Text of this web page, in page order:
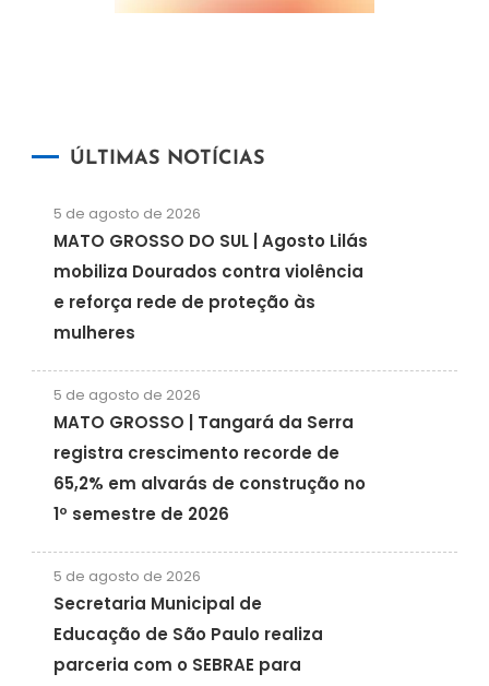
ÚLTIMAS NOTÍCIAS
5 de agosto de 2026
MATO GROSSO DO SUL | Agosto Lilás
mobiliza Dourados contra violência
e reforça rede de proteção às
mulheres
5 de agosto de 2026
MATO GROSSO | Tangará da Serra
registra crescimento recorde de
65,2% em alvarás de construção no
1º semestre de 2026
5 de agosto de 2026
Secretaria Municipal de
Educação de São Paulo realiza
parceria com o SEBRAE para